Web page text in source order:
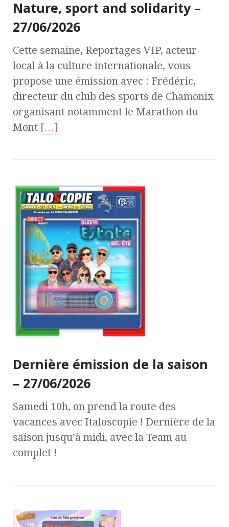
Nature, sport and solidarity –
27/06/2026
Cette semaine, Reportages VIP, acteur
local à la culture internationale, vous
propose une émission avec : Frédéric,
directeur du club des sports de Chamonix
organisant notamment le Marathon du
Mont […]
Dernière émission de la saison
– 27/06/2026
Samedi 10h, on prend la route des
vacances avec Italoscopie ! Dernière de la
saison jusqu’à midi, avec la Team au
complet !